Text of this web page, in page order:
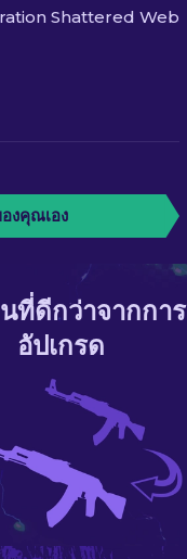
Shattered Web
งคุณเอง
ที่ดีกว่าจากการ
อัปเกรด